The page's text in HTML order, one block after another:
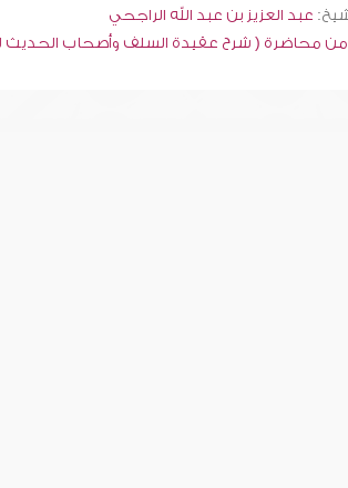
عبد العزيز بن عبد الله الراجحي
محاضرة ( شرح عقيدة السلف وأصحاب الحديث